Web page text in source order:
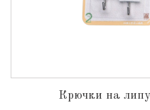
Крючки на